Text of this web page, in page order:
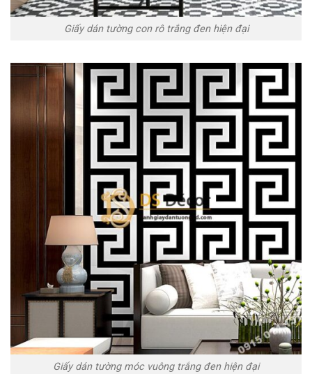
Giấy dán tường con rô trắng đen hiện đại
Giấy dán tường móc vuông trắng đen hiện đại